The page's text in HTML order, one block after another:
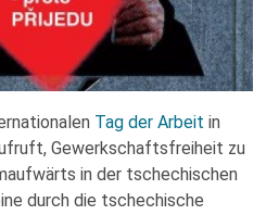
Tag der Arbeit in
Gewerkschaftsfreiheit zu
in der tschechischen
durch die tschechische